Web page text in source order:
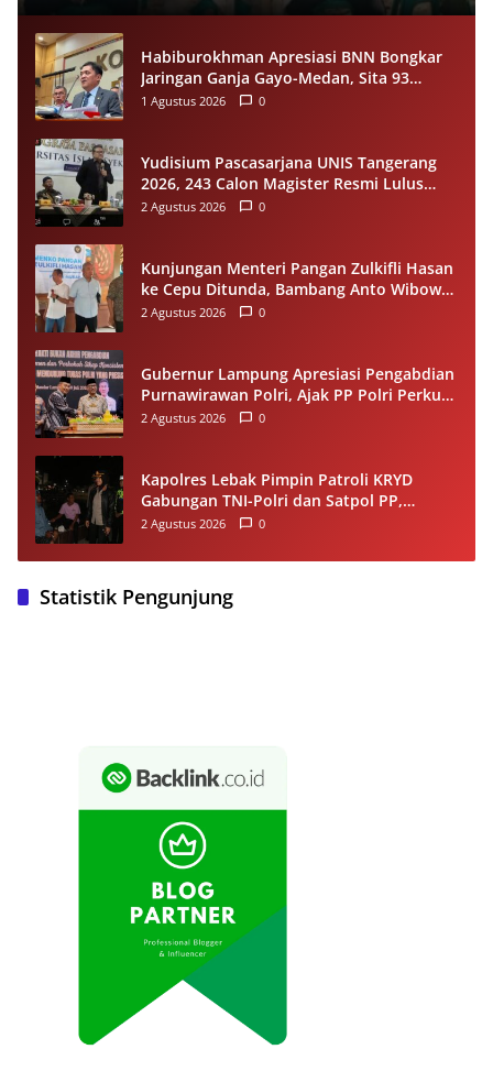
Habiburokhman Apresiasi BNN Bongkar
Jaringan Ganja Gayo-Medan, Sita 93
Kilogram di Sumut
1 Agustus 2026 0
Yudisium Pascasarjana UNIS Tangerang
2026, 243 Calon Magister Resmi Lulus
Siap Diwisuda Oktober
2 Agustus 2026 0
Kunjungan Menteri Pangan Zulkifli Hasan
ke Cepu Ditunda, Bambang Anto Wibowo
Tetap Salurkan Bantuan kepada Warga
2 Agustus 2026 0
Gubernur Lampung Apresiasi Pengabdian
Purnawirawan Polri, Ajak PP Polri Perkuat
Stabilitas dan Dukung Pembangunan
2 Agustus 2026 0
Kapolres Lebak Pimpin Patroli KRYD
Gabungan TNI-Polri dan Satpol PP,
Antisipasi Curanmor hingga Balap Liar
2 Agustus 2026 0
Statistik Pengunjung